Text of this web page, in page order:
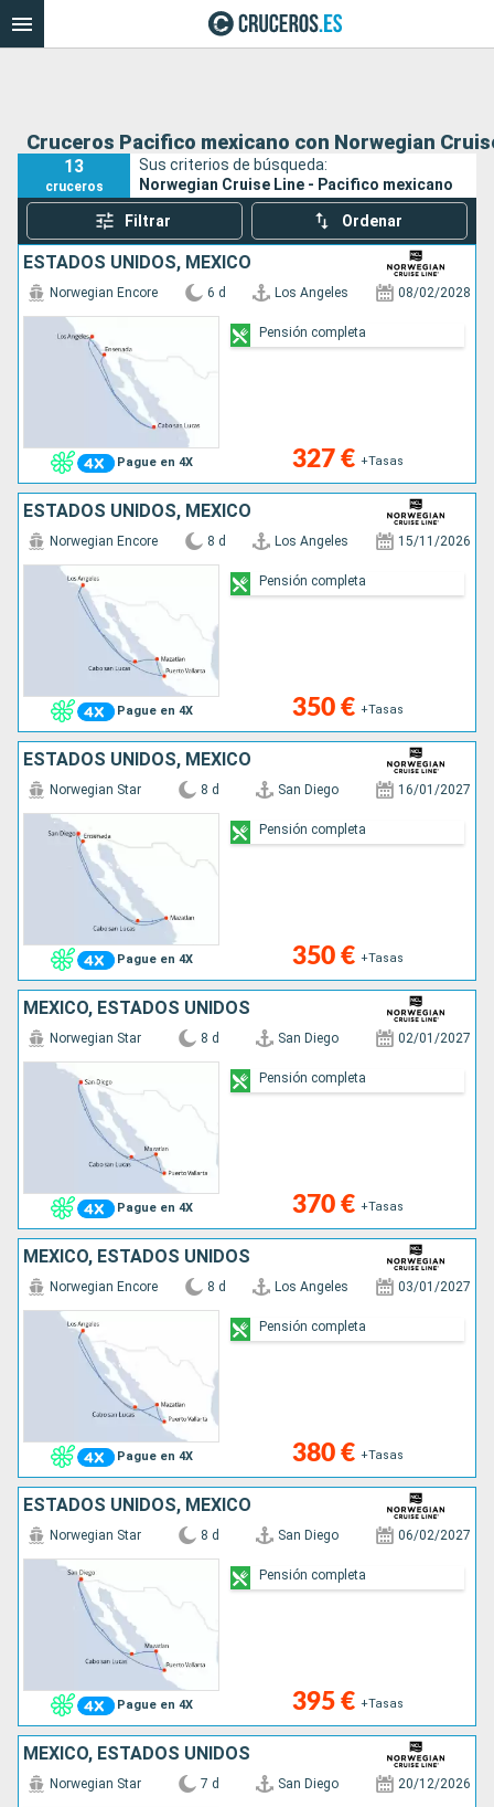
Cruceros Pacifico mexicano con Norwegian
13
cruceros
Sus criterios de búsqueda:
Norwegian Cruise Line - Pacifico mexicano
Filtrar Ordenar
ESTADOS UNIDOS, MÉXICO
Pague en 4X
Norwegian Encore 6 d Los Angeles 08/02/2028
327 € +Tasas
Pensión completa
ESTADOS UNIDOS, MÉXICO
Pague en 4X
Norwegian Encore 8 d Los Angeles 15/11/2026
350 € +Tasas
Pensión completa
ESTADOS UNIDOS, MÉXICO
Pague en 4X
Norwegian Star 8 d San Diego 16/01/2027
350 € +Tasas
Pensión completa
MÉXICO, ESTADOS UNIDOS
Pague en 4X
Norwegian Star 8 d San Diego 02/01/2027
370 € +Tasas
Pensión completa
MÉXICO, ESTADOS UNIDOS
Pague en 4X
Norwegian Encore 8 d Los Angeles 03/01/2027
380 € +Tasas
Pensión completa
ESTADOS UNIDOS, MÉXICO
Pague en 4X
Norwegian Star 8 d San Diego 06/02/2027
395 € +Tasas
Pensión completa
MÉXICO, ESTADOS UNIDOS
Norwegian Star 7 d San Diego 20/12/2026